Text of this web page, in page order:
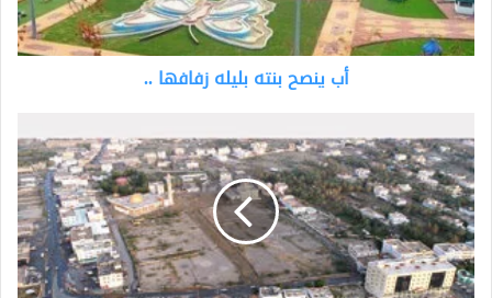
أب ينصح بنته بليله زفافها ..
تاريخ
الماضي
وإشراقة
الحاضر